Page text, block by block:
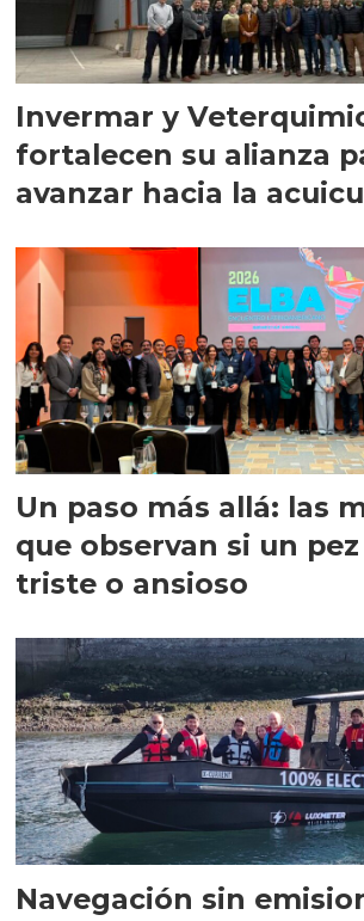
Invermar y
fortalecen su alianza
avanzar hacia la
Un paso más allá: las
que observan si un
triste o ansioso
Navegación sin